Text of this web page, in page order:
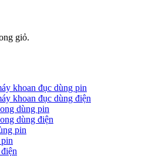
giỏ.
khoan đục dùng pin
khoan đục dùng điện
dùng pin
dùng điện
pin